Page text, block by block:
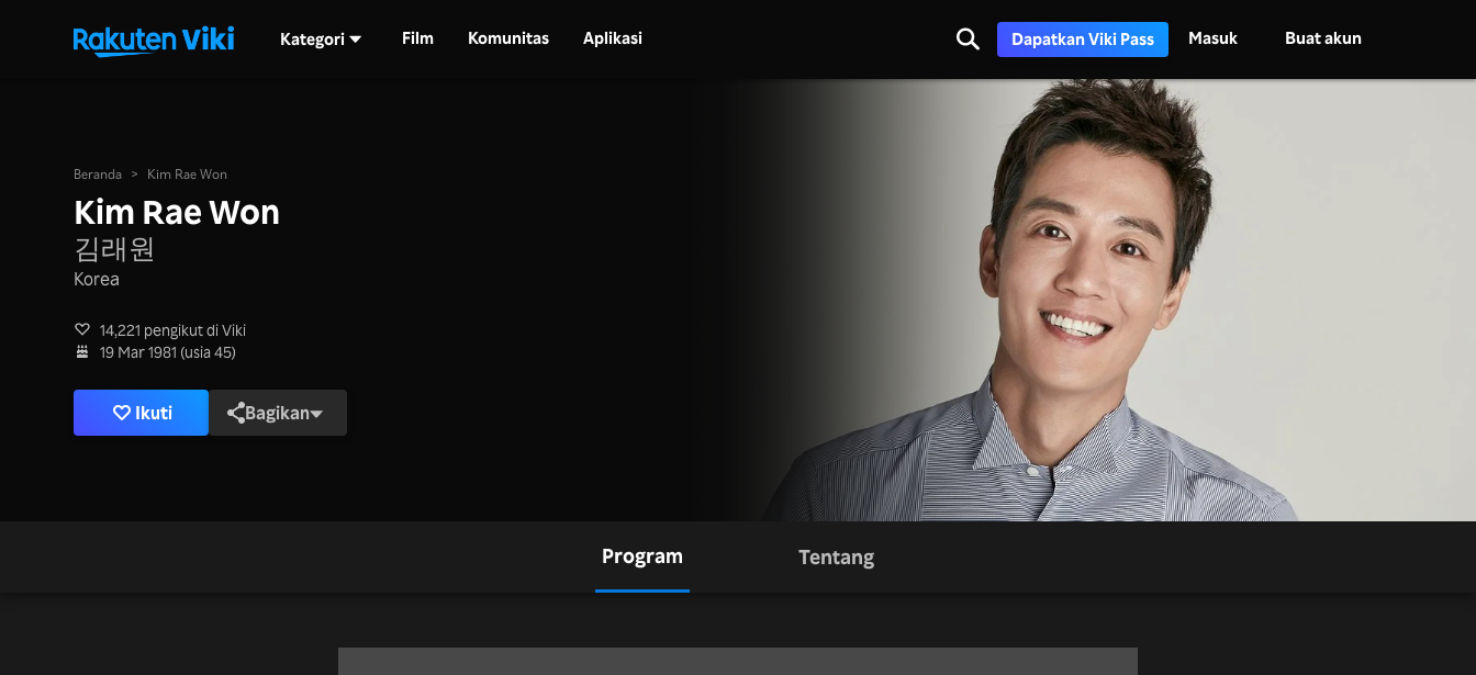
Kategori Film Komunitas Aplikasi Dapatkan Viki Pass Masuk Buat akun
Beranda > Kim Rae Won
Kim Rae Won
김래원
Korea
14,221 pengikut di Viki
19 Mar 1981 (usia 45)
Ikuti Bagikan
Program Tentang